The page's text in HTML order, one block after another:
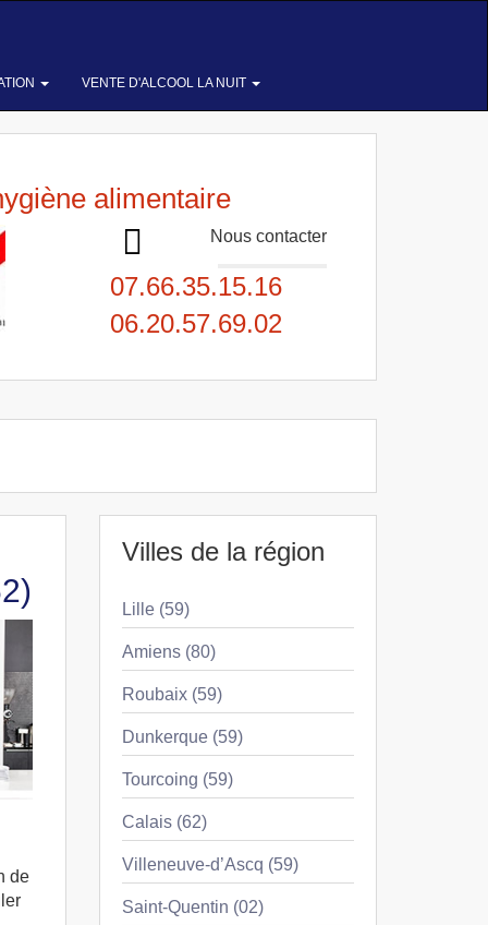
VENTE D'ALCOOL LA NUIT
alimentaire
Nous contacter
07.66.35.15.16
06.20.57.69.02
de
Villes de la région
Lille (59)
Amiens (80)
Roubaix (59)
Dunkerque (59)
Tourcoing (59)
Calais (62)
Villeneuve-d’Ascq (59)
Saint-Quentin (02)